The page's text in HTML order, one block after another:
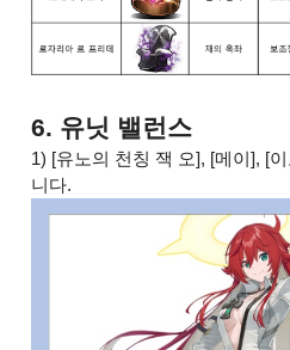
6. 유닛 밸런스
1) [유노의 천칭 잭 오], [메이], [
니다.